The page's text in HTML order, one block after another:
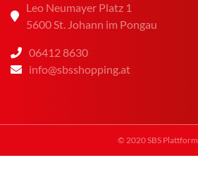
Leo Neumayer Platz 1
5600 St. Johann im Pongau
06412 8630
info@sbsshopping.at
© 2020 SBS Plattform